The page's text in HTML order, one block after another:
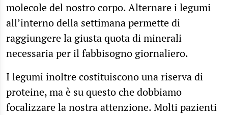
molecole del nostro corpo. Alternare i legumi
all’interno della settimana permette di
raggiungere la giusta quota di minerali
necessaria per il fabbisogno giornaliero.
I legumi inoltre costituiscono una riserva di
proteine, ma è su questo che dobbiamo
focalizzare la nostra attenzione. Molti pazienti